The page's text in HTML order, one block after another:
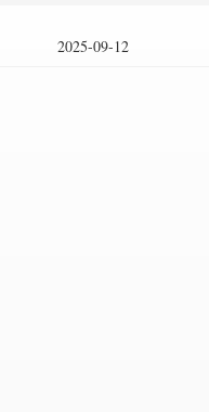
2025-09-12